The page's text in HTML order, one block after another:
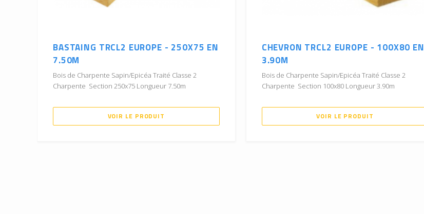
BASTAING TRCL2 EUROPE - 250X75 EN
7.50M
Bois de Charpente Sapin/Epicéa Traité Classe 2
Charpente Section 250x75 Longueur 7.50m
VOIR LE PRODUIT
CHEVRON TRCL2 EUROPE - 100X80 EN
3.90M
Bois de Charpente Sapin/Epicéa Traité Classe 2
Charpente Section 100x80 Longueur 3.90m
VOIR LE PRODUIT